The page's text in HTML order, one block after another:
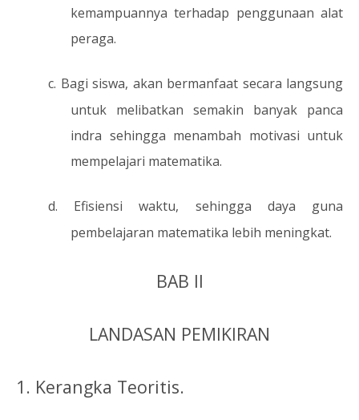
kemampuannya terhadap penggunaan alat
peraga.
c. Bagi siswa, akan bermanfaat secara langsung
untuk melibatkan semakin banyak panca
indra sehingga menambah motivasi untuk
mempelajari matematika.
d.
Efisiensi waktu, sehingga daya guna
pembelajaran matematika lebih meningkat.
BAB II
LANDASAN PEMIKIRAN
1. Kerangka Teoritis.